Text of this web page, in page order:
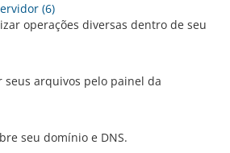
(6)
operações diversas dentro de seu
seus arquivos pelo painel da
seu domínio e DNS.